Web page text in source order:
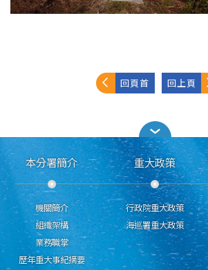
回頁首 回上頁
本分署簡介
機關簡介
組織架構
業務職掌
歷年重大事紀摘要
重大政策
行政院重大政策
海巡署重大政策